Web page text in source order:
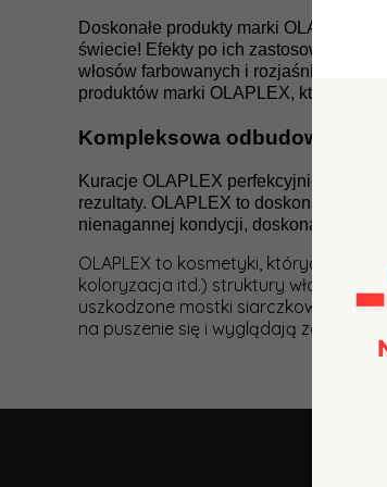
Doskonałe produkty marki OLAPLEX
świecie! Efekty po ich zastosowaniu
włosów farbowanych i rozjaśnianych -
produktów marki OLAPLEX, które
Kompleksowa odbudowa i
Kuracje OLAPLEX perfekcyjnie
rezultaty. OLAPLEX to doskonały
nienagannej kondycji, doskonale je
OLAPLEX to kosmetyki, których
koloryzacja itd.) struktury włosa
uszkodzone mostki siarczkowe
na puszenie się i wyglądają zdrowo.